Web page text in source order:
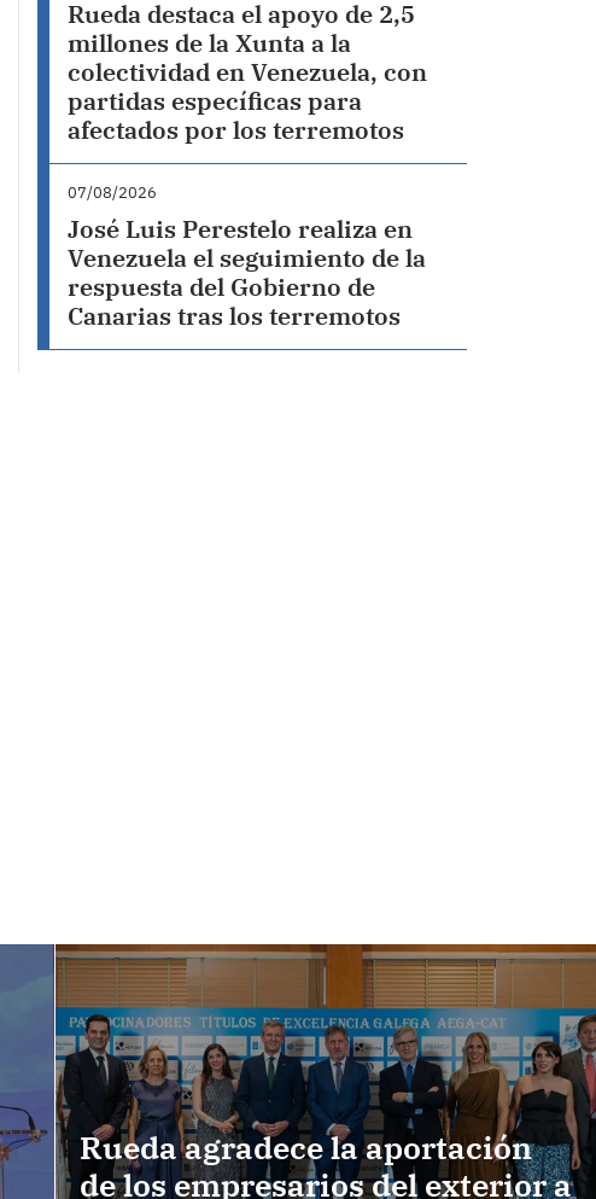
Rueda destaca el apoyo de 2,5
millones de la Xunta a la
colectividad en Venezuela, con
partidas específicas para
afectados por los terremotos
07/08/2026
José Luis Perestelo realiza en
Venezuela el seguimiento de la
respuesta del Gobierno de
Canarias tras los terremotos
Rueda agradece la aportación
de los empresarios del exterior a